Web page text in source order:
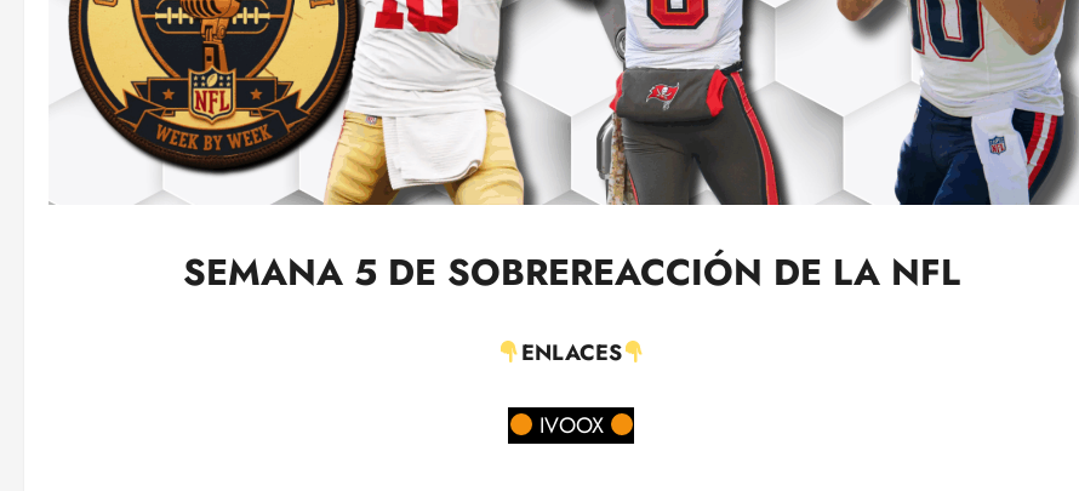
SEMANA 5 DE SOBREREACCIÓN DE LA NFL
ENLACES
IVOOX